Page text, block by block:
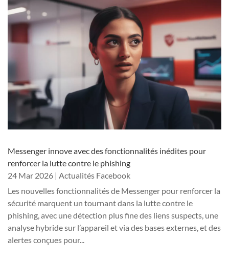
Messenger innove avec des fonctionnalités inédites pour
renforcer la lutte contre le phishing
24 Mar 2026 | Actualités Facebook
Les nouvelles fonctionnalités de Messenger pour renforcer la
sécurité marquent un tournant dans la lutte contre le
phishing, avec une détection plus fine des liens suspects, une
analyse hybride sur l’appareil et via des bases externes, et des
alertes conçues pour...